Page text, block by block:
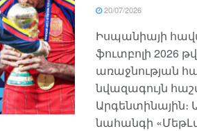
20/07/2026
Իսպանիայի
ֆուտբոլի 2026
առաջնության
նվազագույն
Արգենտինային։
նահանգի